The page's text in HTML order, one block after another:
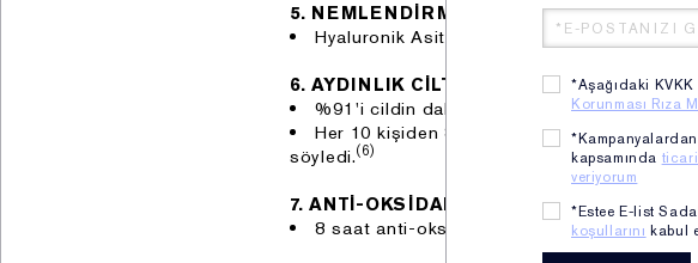
5. NEMLENDİRME
Hyaluronik Asit ve diğer gelişmiş nem
6. AYDINLIK CİLT GÖRÜNÜMÜ
%91'i cildin daha canlı ve daha dinlenmiş
Her 10 kişiden 8'i uyandığında cildinin daha
söyledi.(6)
7. ANTİ-OKSİDAN KORUMA
8 saat anti-oksidan koruması.
*Aşağıdaki
Korunması Rıza
kapsamında
veriyorum
*Estee E-list
koşullarını kabul